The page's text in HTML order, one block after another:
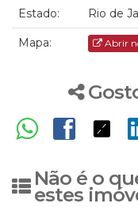
Estado: Rio de
Mapa: Abrir
Não é o
estes